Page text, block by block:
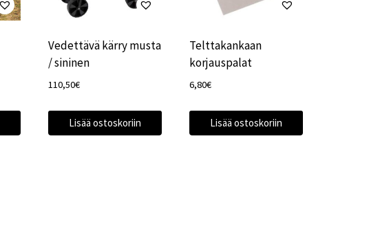
Vedettävä kärry musta
/ sininen
110,50€
Lisää ostoskoriin
Telttakankaan
korjauspalat
6,80€
Lisää ostoskoriin